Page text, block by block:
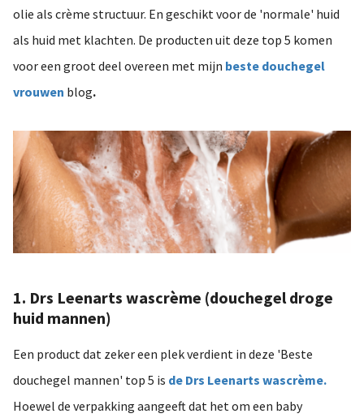
olie als crème structuur. En geschikt voor de 'normale' huid
als huid met klachten. De producten uit deze top 5 komen
voor een groot deel overeen met mijn beste douchegel
vrouwen blog.
1. Drs Leenarts wascrème (douchegel droge
huid mannen)
Een product dat zeker een plek verdient in deze 'Beste
douchegel mannen' top 5 is de Drs Leenarts wascrème.
Hoewel de verpakking aangeeft dat het om een baby